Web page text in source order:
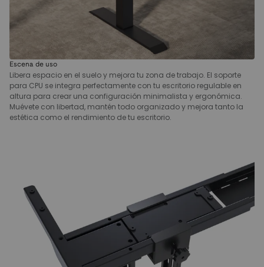
Escena de uso
Libera espacio en el suelo y mejora tu zona de trabajo. El soporte
para CPU se integra perfectamente con tu escritorio regulable en
altura para crear una configuración minimalista y ergonómica.
Muévete con libertad, mantén todo organizado y mejora tanto la
estética como el rendimiento de tu escritorio.